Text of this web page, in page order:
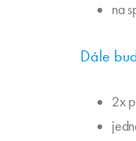
na
Dále
2x